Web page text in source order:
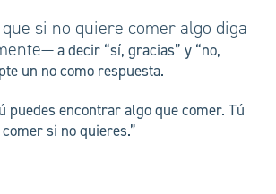
si no quiere comer algo diga
a decir “sí, gracias” y “no,
un no como respuesta.
puedes encontrar algo que comer. Tú
si no quieres.”